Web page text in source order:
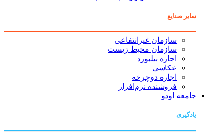
سایر صنایع
سازمان غیرانتفاعی
سازمان محیط زیست
اجاره بیلبورد
عکاسی
اجاره دوچرخه
فروشنده نرم‌افزار
جامعه اودو
یادگیری